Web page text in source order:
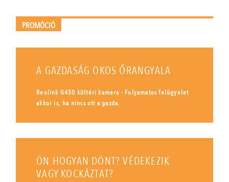
PROMÓCIÓ
A GAZDASÁG OKOS ŐRANGYALA
Reolink G450 kültéri kamera - Folyamatos felügyelet
akkor is, ha nincs ott a gazda.
ÖN HOGYAN DÖNT? VÉDEKEZIK
VAGY KOCKÁZTAT?